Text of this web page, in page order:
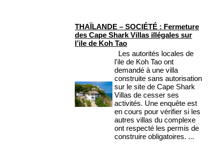
THAÏLANDE – SOCIÉTÉ : Fermeture
des Cape Shark Villas illégales sur
l’ile de Koh Tao
Les autorités locales de
l'ile de Koh Tao ont
demandé à une villa
construite sans autorisation
sur le site de Cape Shark
Villas de cesser ses
activités. Une enquête est
en cours pour vérifier si les
autres villas du complexe
ont respecté les permis de
construire obligatoires. ...